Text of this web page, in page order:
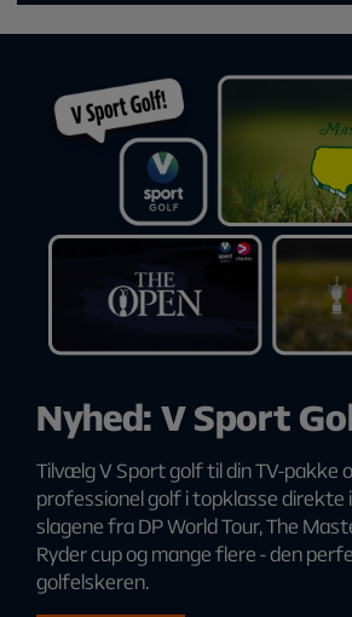
Nyhed: V Sport
Tilvælg V Sport golf til din TV-pakke
professionel golf i topklasse direkte i
slagene fra DP World Tour, The
Ryder cup og mange flere - den
golfelskeren.